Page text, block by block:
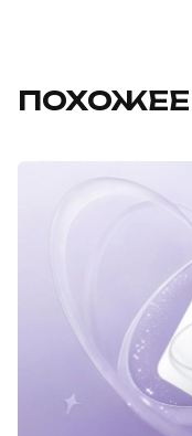
ПОХОЖЕЕ